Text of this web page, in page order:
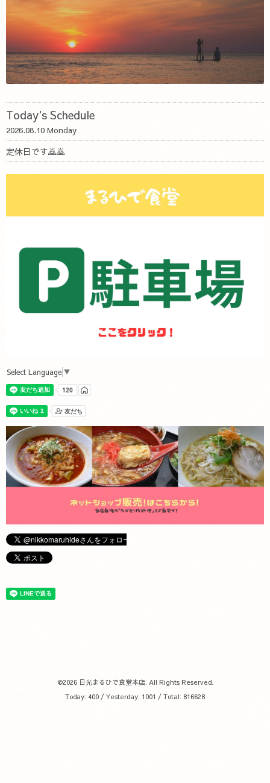
Today's Schedule
2026.08.10 Monday
定休日です🙇🙇
Select Language ▼
©2026 日光まるひで食堂本店. All Rights Reserved.
Today: 400 / Yesterday: 1001 / Total: 816628